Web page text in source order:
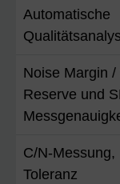
Automatische
Noise Margin /
Reserve und
C/N-Messung,
Toleranz